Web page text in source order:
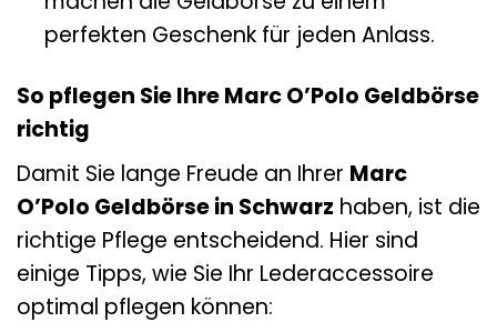
perfekten Geschenk für jeden Anlass.
So pflegen Sie Ihre Marc O’Polo Geldbörse
richtig
Damit Sie lange Freude an Ihrer Marc
O’Polo Geldbörse in Schwarz haben, ist die
richtige Pflege entscheidend. Hier sind
einige Tipps, wie Sie Ihr Lederaccessoire
optimal pflegen können: